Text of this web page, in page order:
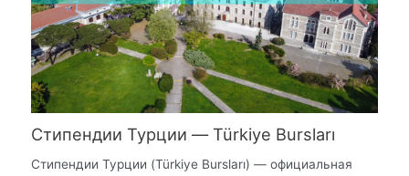
Стипендии Турции — Türkiye Bursları
Стипендии Турции (Türkiye Bursları) — официальная